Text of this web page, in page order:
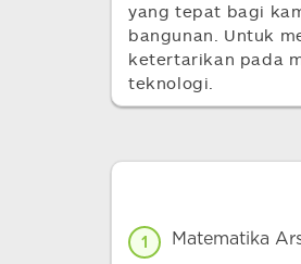
yang tepat bagi
bangunan. Untuk
ketertarikan pada
teknologi.
1 Matematika